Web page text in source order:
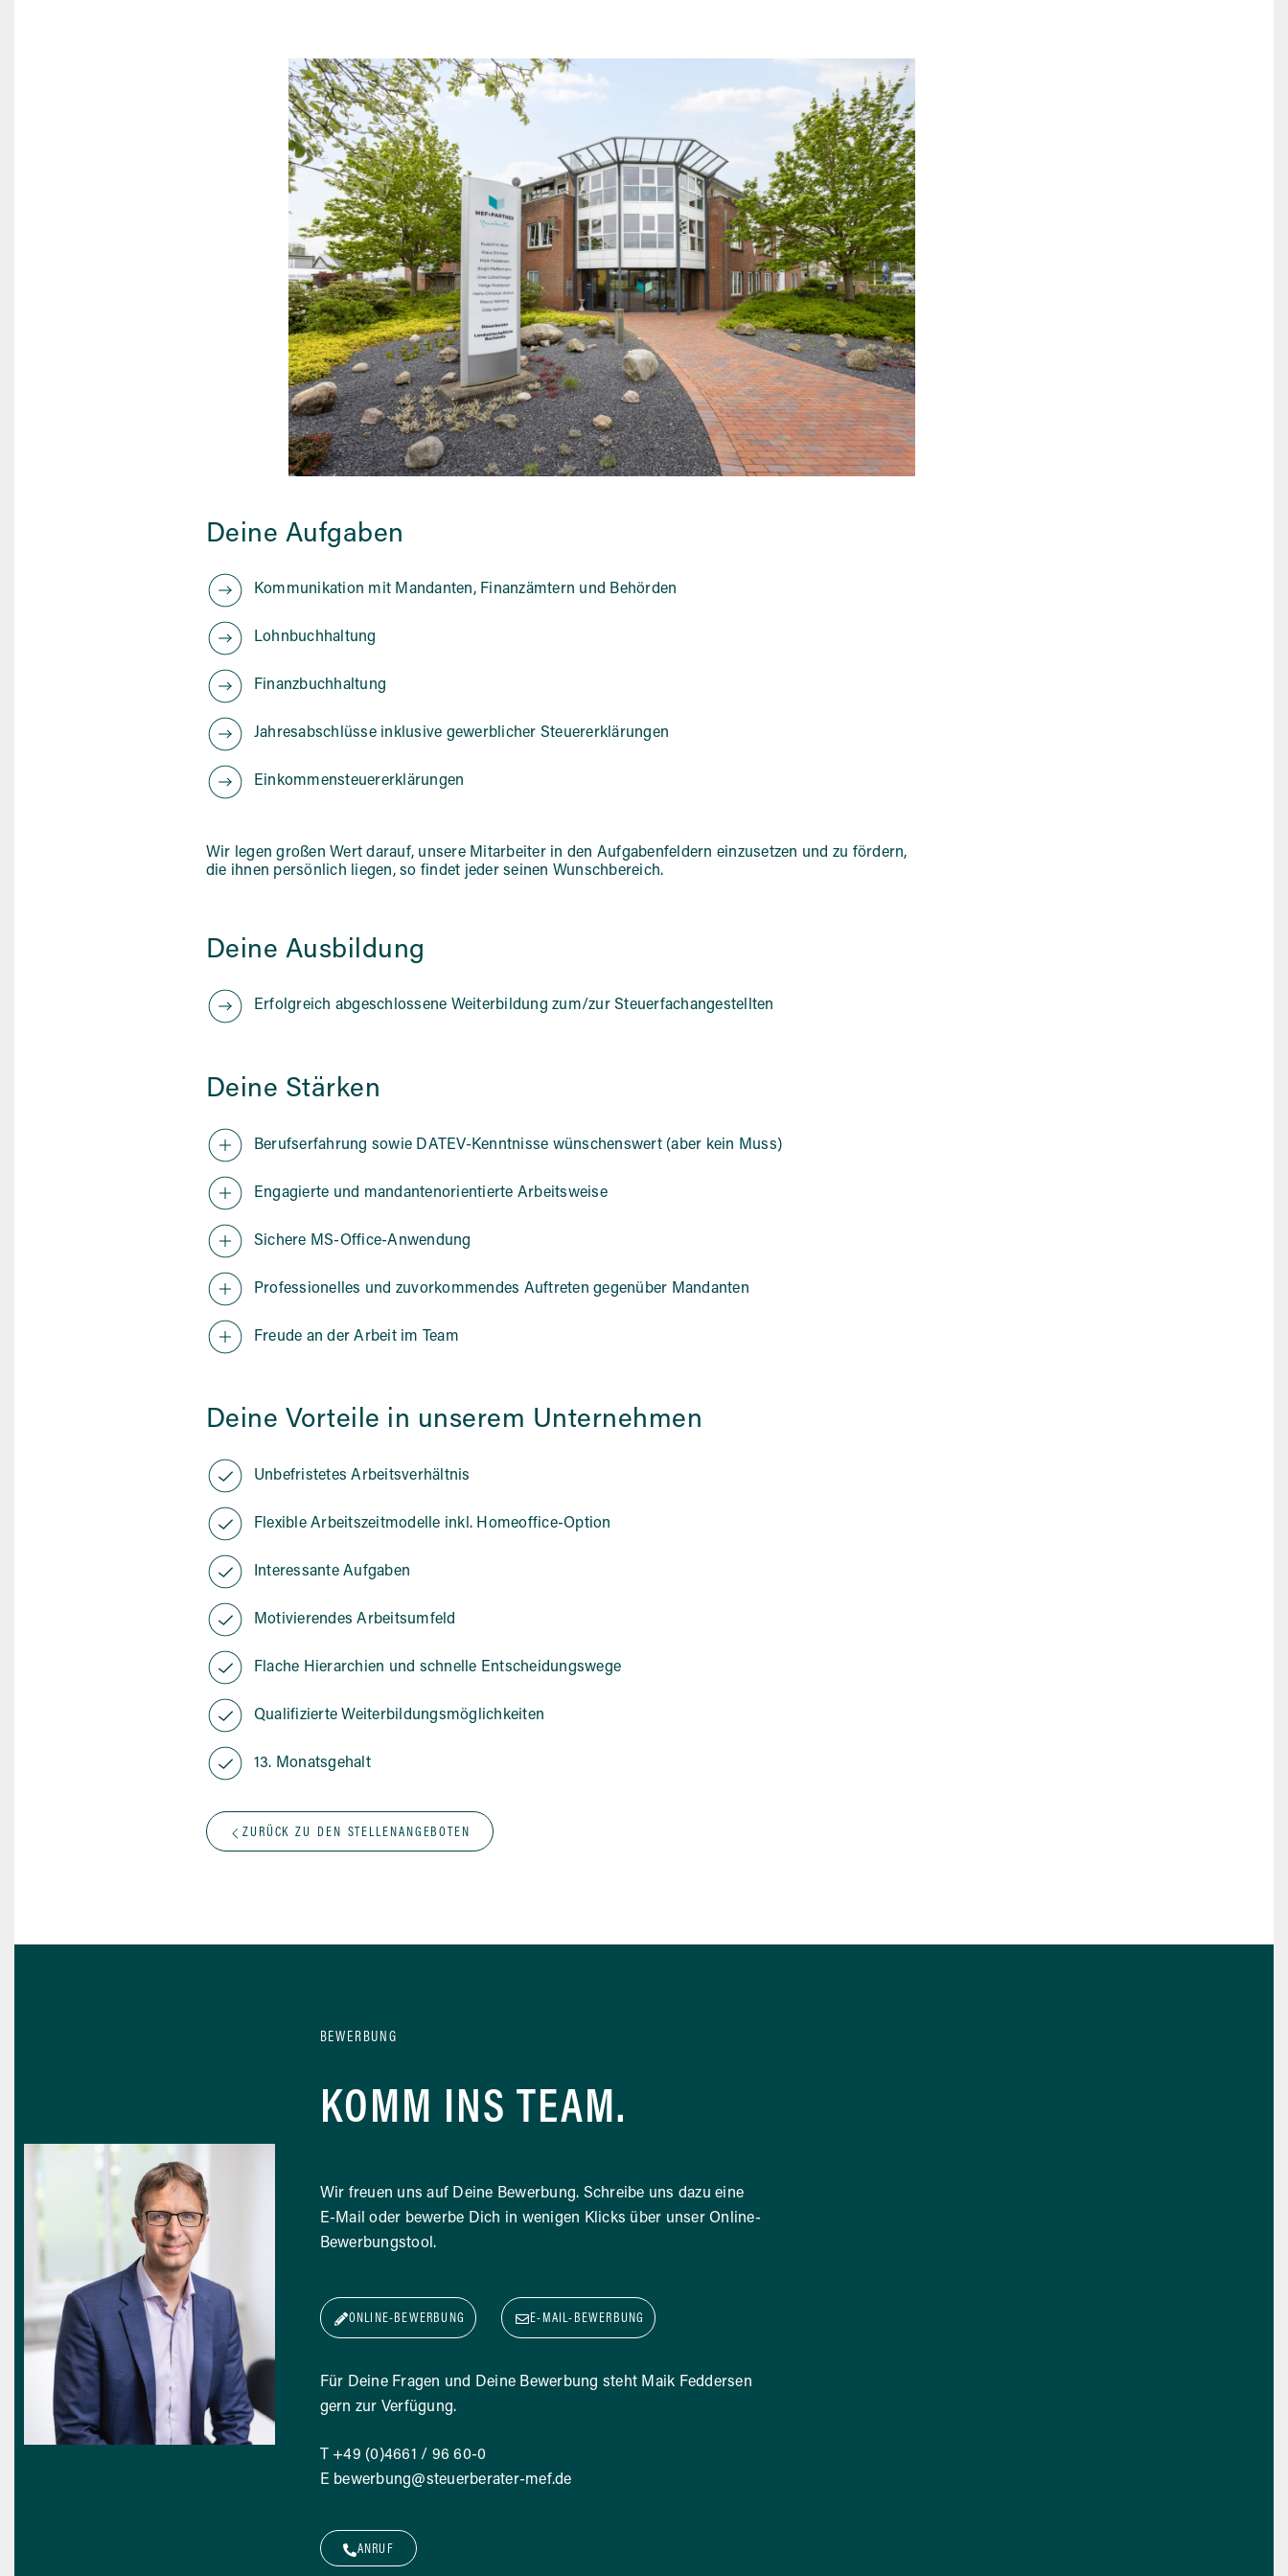
Deine Aufgaben
Kommunikation mit Mandanten, Finanzämtern und Behörden
Lohnbuchhaltung
Finanzbuchhaltung
Jahresabschlüsse inklusive gewerblicher Steuererklärungen
Einkommensteuererklärungen
Wir legen großen Wert darauf, unsere Mitarbeiter in den Aufgabenfeldern einzusetzen und zu fördern,
die ihnen persönlich liegen, so findet jeder seinen Wunschbereich.
Deine Ausbildung
Erfolgreich abgeschlossene Weiterbildung zum/zur Steuerfachangestellten
Deine Stärken
Berufserfahrung sowie DATEV-Kenntnisse wünschenswert (aber kein Muss)
Engagierte und mandantenorientierte Arbeitsweise
Sichere MS-Office-Anwendung
Professionelles und zuvorkommendes Auftreten gegenüber Mandanten
Freude an der Arbeit im Team
Deine Vorteile in unserem Unternehmen
Unbefristetes Arbeitsverhältnis
Flexible Arbeitszeitmodelle inkl. Homeoffice-Option
Interessante Aufgaben
Motivierendes Arbeitsumfeld
Flache Hierarchien und schnelle Entscheidungswege
Qualifizierte Weiterbildungsmöglichkeiten
13. Monatsgehalt
ZURÜCK ZU DEN STELLENANGEBOTEN
BEWERBUNG
KOMM INS TEAM.
Wir freuen uns auf Deine Bewerbung. Schreibe uns dazu eine
E-Mail oder bewerbe Dich in wenigen Klicks über unser Online-
Bewerbungstool.
ONLINE-BEWERBUNG E-MAIL-BEWERBUNG
Für Deine Fragen und Deine Bewerbung steht Maik Feddersen
gern zur Verfügung.
T +49 (0)4661 / 96 60-0
E bewerbung@steuerberater-mef.de
ANRUF